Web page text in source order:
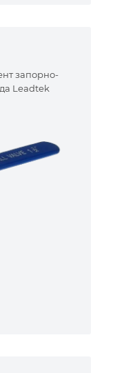
запорно-
Leadtek